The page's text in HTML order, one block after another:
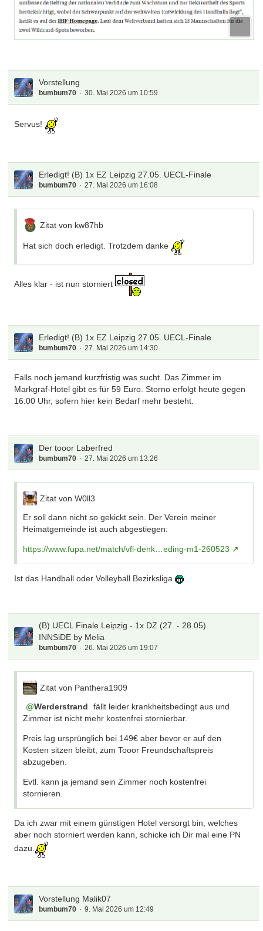
Vorstellung
bumbum70 30. Mai 2026 um 10:59
Servus!
Erledigt! (B) 1x EZ Leipzig 27.05. UECL-Finale
bumbum70 27. Mai 2026 um 16:08
Zitat von kw87hb
Hat sich doch erledigt. Trotzdem danke
Alles klar - ist nun storniert
Erledigt! (B) 1x EZ Leipzig 27.05. UECL-Finale
bumbum70 27. Mai 2026 um 14:30
Falls noch jemand kurzfristig was sucht. Das Zimmer im
Markgraf-Hotel gibt es für 59 Euro. Storno erfolgt heute gegen
16:00 Uhr, sofern hier kein Bedarf mehr besteht.
Der tooor Laberfred
bumbum70 27. Mai 2026 um 13:26
Zitat von W0ll3
Er soll dann nicht so gekickt sein. Der Verein meiner
Heimatgemeinde ist auch abgestiegen:
https://www.fupa.net/match/vfl-denk…eding-m1-260523
Ist das Handball oder Volleyball Bezirksliga
(B) UECL Finale Leipzig - 1x DZ (27. - 28.05)
INNSiDE by Melia
bumbum70 26. Mai 2026 um 19:07
Zitat von Panthera1909
Werderstrand
fällt leider krankheitsbedingt aus und
Zimmer ist nicht mehr kostenfrei stornierbar.
Preis lag ursprünglich bei 149€ aber bevor er auf den
Kosten sitzen bleibt, zum Tooor Freundschaftspreis
abzugeben.
Evtl. kann ja jemand sein Zimmer noch kostenfrei
stornieren.
Da ich zwar mit einem günstigen Hotel versorgt bin, welches
aber noch storniert werden kann, schicke ich Dir mal eine PN
dazu.
Vorstellung Malik07
bumbum70 9. Mai 2026 um 12:49